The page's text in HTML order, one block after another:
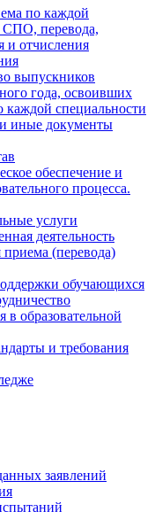
по каждой
СПО, перевода,
и отчисления
выпускников
года, освоивших
специальности
иные документы
обеспечение и
процесса.
услуги
деятельность
(перевода)
обучающихся
в образовательной
и требования
заявлений